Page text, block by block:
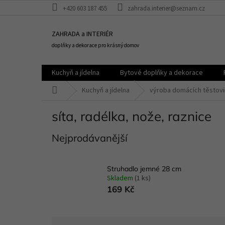
+420 603 187 455 zahrada.interier@seznam.cz
ZAHRADA a INTERIÉR
doplňky a dekorace pro krásný domov
Kuchyň a jídelna Bytové doplňky a dekorace
Kuchyň a jídelna výroba domácích
síta, radélka, nože, raznice
Nejprodávanější
Struhadlo jemné 28 cm
Skladem (1 ks)
169 Kč